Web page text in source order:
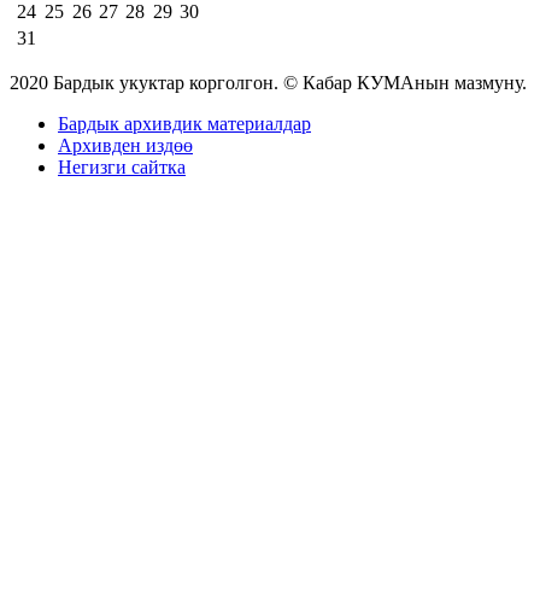
24 25 26 27 28 29 30
31
2020 Бардык укуктар корголгон. © Кабар КУМАнын мазмуну.
Бардык архивдик материалдар
Архивден издөө
Негизги сайтка